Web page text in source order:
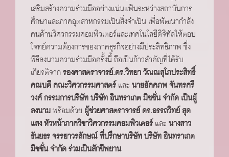
เสริมสร้างความร่วมมืออย่างแน่นแฟ้นระหว่างสถาบันการ
ศึกษาและภาคอุตสาหกรรมเป็นสิ่งจำเป็น เพื่อพัฒนากำลัง
คนด้านวิศวกรรมคอมพิวเตอร์และเทคโนโลยีดิจิทัลให้ตอบ
โจทย์ความต้องการของภาคธุรกิจอย่างมีประสิทธิภาพ ซึ่ง
พิธีลงนามความร่วมมือครั้งนี้ ถือเป็นก้าวสำคัญที่ได้รับ
เกียรติจากรองศาสตราจารย์.ดร.วิทยา วัณณสุโภประสิทธิ์
คณบดี คณะวิศวกรรมศาสตร์และนายอัคคภพ จันทรศรี
วงศ์ กรรมการบริษัท บริษัท อินทราเกต มิชชั่น จำกัด เป็นผู้
ลงนามพร้อมด้วย ผู้ช่วยศาสตราจารย์ ดร.อรรถวิทย์ สุด
แสง หัวหน้าภาควิชาวิศวกรรมคอมพิวเตอร์และนางสาว
ธันยธร จรรยาวรลักษณ์ ที่ปรึกษาบริษัท บริษัท อินทราเกต
มิชชั่น จำกัด ร่วมเป็นสักขีพยาน